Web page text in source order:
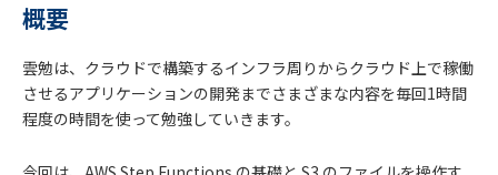
概要
雲勉は、クラウドで構築するインフラ周りからクラウド上で稼働
させるアプリケーションの開発までさまざまな内容を毎回1時間
程度の時間を使って勉強していきます。